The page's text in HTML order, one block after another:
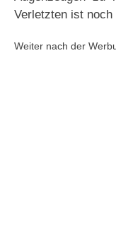
Verletzten ist noch
Weiter nach der